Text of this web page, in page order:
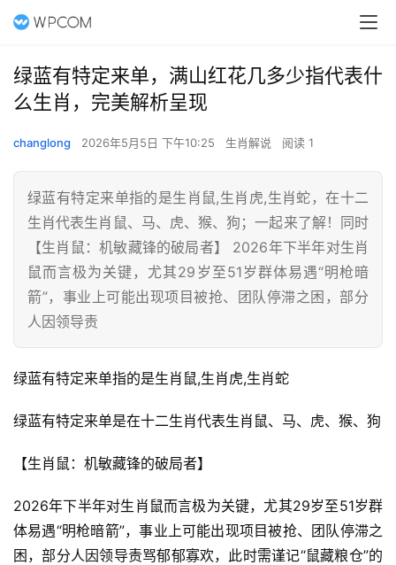
绿蓝有特定来单，满山红花几多少指代表什
么生肖，完美解析呈现
changlong 2026年5月5日 下午10:25 生肖解说 阅读 1
绿蓝有特定来单指的是生肖鼠,生肖虎,生肖蛇，在十二
生肖代表生肖鼠、马、虎、猴、狗；一起来了解！同时
【生肖鼠：机敏藏锋的破局者】 2026年下半年对生肖
鼠而言极为关键，尤其29岁至51岁群体易遇“明枪暗
箭”，事业上可能出现项目被抢、团队停滞之困，部分
人因领导责
绿蓝有特定来单指的是生肖鼠,生肖虎,生肖蛇
绿蓝有特定来单是在十二生肖代表生肖鼠、马、虎、猴、狗
【生肖鼠：机敏藏锋的破局者】
2026年下半年对生肖鼠而言极为关键，尤其29岁至51岁群
体易遇“明枪暗箭”，事业上可能出现项目被抢、团队停滞之
困，部分人因领导责骂郁郁寡欢，此时需谨记“鼠藏粮仓”的